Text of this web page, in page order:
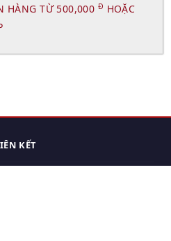
HÀNG TỪ 500,000 Đ HOẶC
KẾT